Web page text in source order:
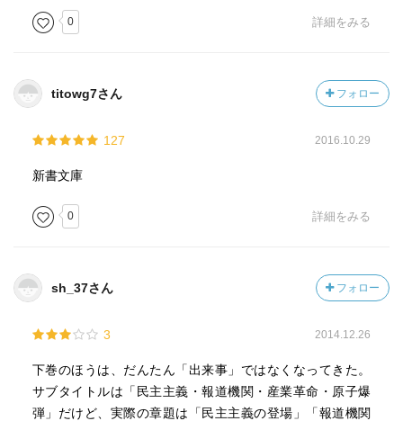
0 詳細をみる
titowg7さん フォロー
127 2016.10.29
新書文庫
0 詳細をみる
sh_37さん フォロー
3 2014.12.26
下巻のほうは、だんたん「出来事」ではなくなってきた。
サブタイトルは「民主主義・報道機関・産業革命・原子爆
弾」だけど、実際の章題は「民主主義の登場」「報道機関